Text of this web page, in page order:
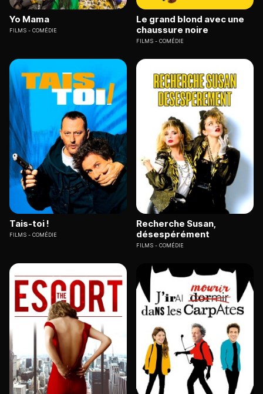
Yo Mama
FILMS COMÉDIE
Le grand blond avec une
chaussure noire
FILMS COMÉDIE
Tais-toi !
FILMS COMÉDIE
Recherche Susan,
désespérément
FILMS COMÉDIE